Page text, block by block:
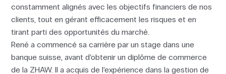
constamment alignés avec les objectifs financiers de nos
clients, tout en gérant efficacement les risques et en
tirant parti des opportunités du marché.
René a commencé sa carrière par un stage dans une
banque suisse, avant d’obtenir un diplôme de commerce
de la ZHAW. Il a acquis de l’expérience dans la gestion de